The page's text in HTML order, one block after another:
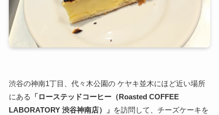
渋谷の神南1丁目、代々木公園の ケヤキ並木にほど近い場所
にある
「ローステッドコーヒー（Roasted COFFEE
LABORATORY 渋谷神南店）」 を訪問して、チーズケーキを